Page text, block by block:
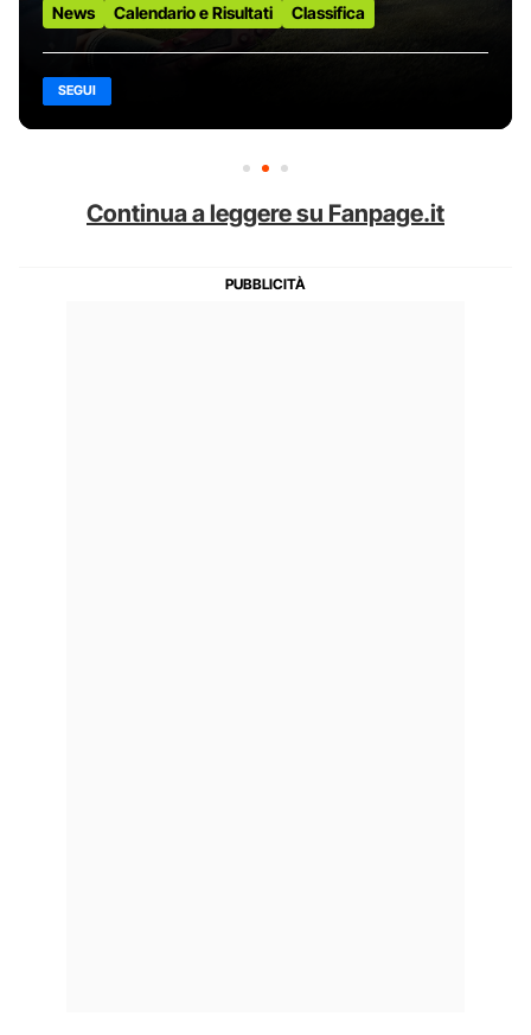
News Calendario e Risultati Classifica
SEGUI
Continua a leggere su Fanpage.it